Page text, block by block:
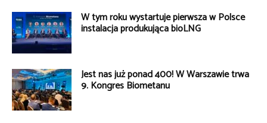
W tym roku wystartuje pierwsza w Polsce
instalacja produkująca bioLNG
Jest nas już ponad 400! W Warszawie trwa
9. Kongres Biometanu